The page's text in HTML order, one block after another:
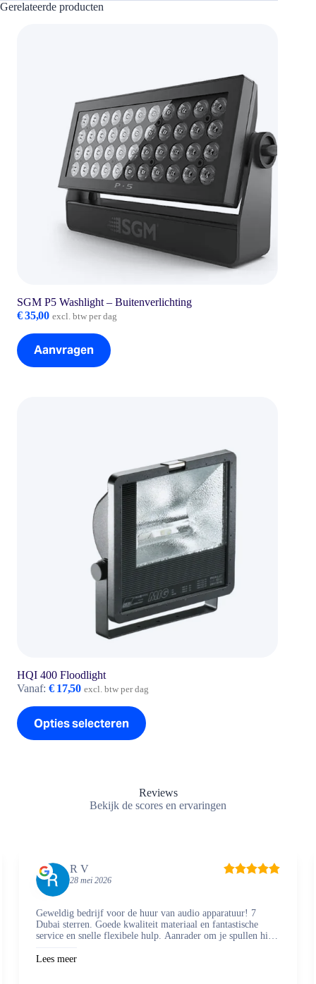
Gerelateerde producten
SGM P5 Washlight – Buitenverlichting
€35,00 excl. btw per dag
Aanvragen
HQI 400 Floodlight
Vanaf: €17,50 excl. btw per dag
Opties selecteren
Dit
product
heeft
productpagina
Reviews
Bekijk de scores en ervaringen
R V
28 mei 2026
Geweldig bedrijf voor de huur van audio apparatuur! 7
Dubai sterren. Goede kwaliteit materiaal en fantastische
service en snelle flexibele hulp. Aanrader om je spullen hier
Lees meer